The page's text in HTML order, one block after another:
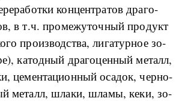
кон­цен­тра­тов дра­го­
в т.ч. про­ме­жу­точ­ный про­дукт
про­из­вод­ства, ли­га­тур­ное зо­
ка­то­д­ный дра­го­цен­ный ме­талл,
це­мен­та­ци­он­ный оса­док, чер­но­
ме­талл, шла­ки, шла­мы, ке­ки, зо­